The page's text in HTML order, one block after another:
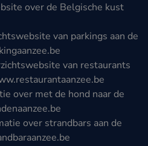
over de Belgische kust
van parkings aan de
van restaurants
over met de hond naar de
over strandbars aan de